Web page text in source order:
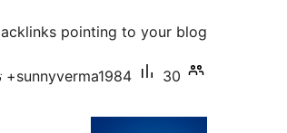
pointing to your blog
sunnyverma1984 30+ تنصيب نشط